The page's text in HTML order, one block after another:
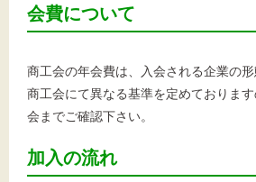
会費について
商工会の年会費は、入会される企業の
商工会にて異なる基準を定めておりま
会までご確認下さい。
加入の流れ